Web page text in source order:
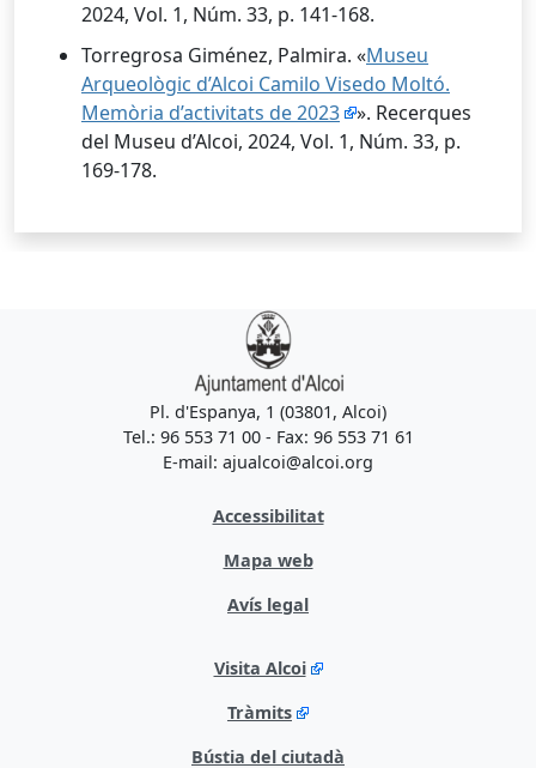
2024, Vol. 1, Núm. 33, p. 141-168.
Torregrosa Giménez, Palmira. «Museu
Arqueològic d’Alcoi Camilo Visedo Moltó.
Memòria d’activitats de 2023
». Recerques
del Museu d’Alcoi, 2024, Vol. 1, Núm. 33, p.
169-178.
Pl. d'Espanya, 1 (03801, Alcoi)
Tel.: 96 553 71 00 - Fax: 96 553 71 61
E-mail: ajualcoi@alcoi.org
Accessibilitat
Mapa web
Avís legal
Visita Alcoi
Tràmits
Bústia del ciutadà